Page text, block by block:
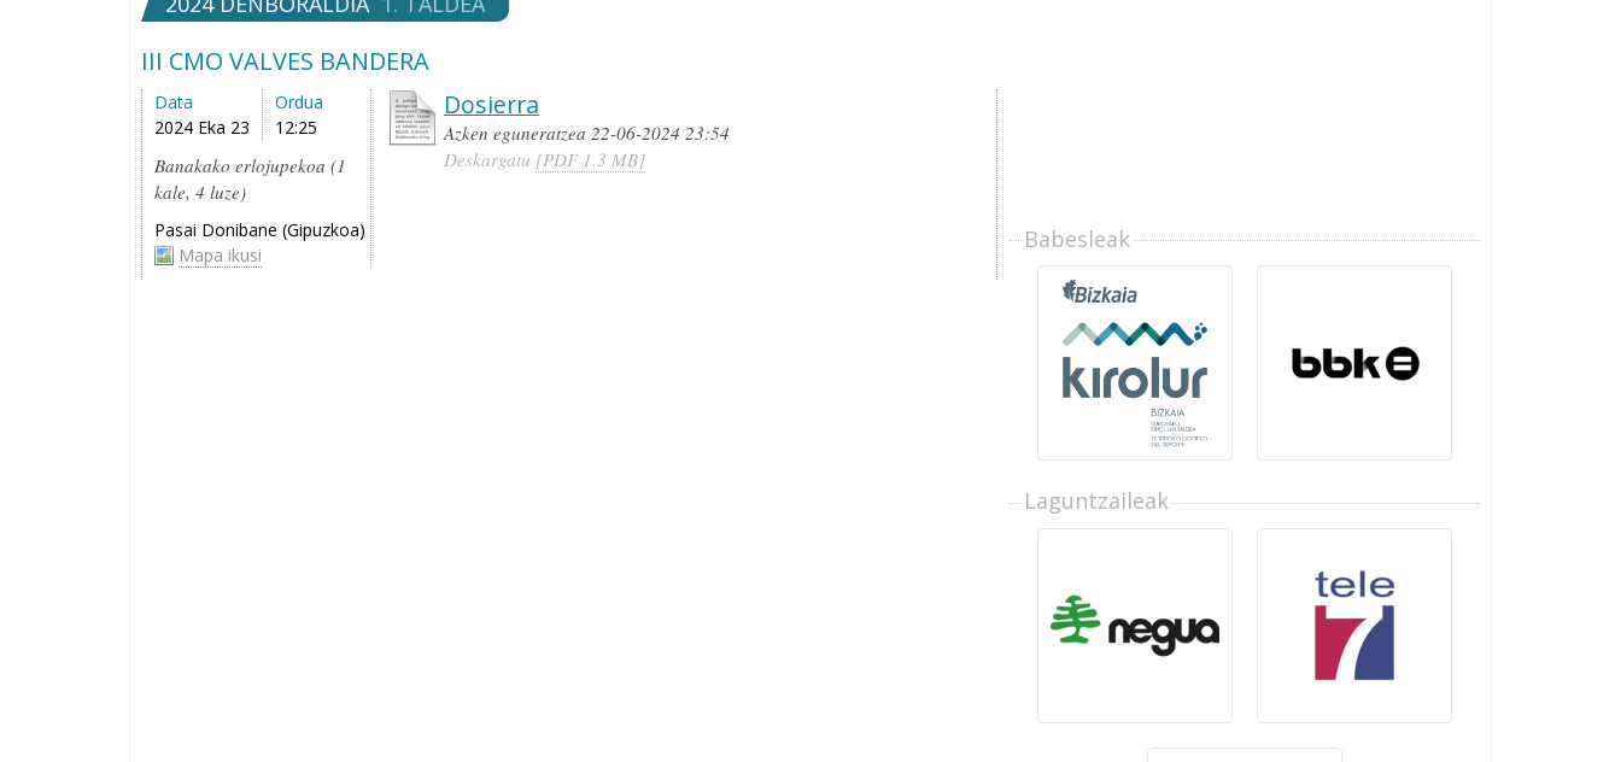
III CMO VALVES BANDERA
Data
2024 Eka 23
Ordua
12:25
Banakako erlojupekoa (1
kale, 4 luze)
Pasai Donibane (Gipuzkoa)
Mapa ikusi
Dosierra
Azken eguneratzea 22-06-2024 23:54
Deskargatu [PDF 1.3 MB]
Babesleak
Laguntzaileak